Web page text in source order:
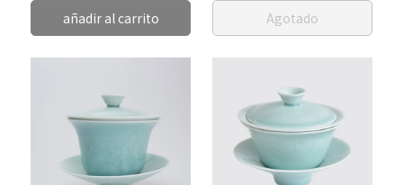
añadir al carrito Agotado